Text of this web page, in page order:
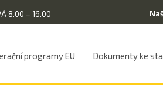
8.00 – 16.00
programy EU Dokumenty ke